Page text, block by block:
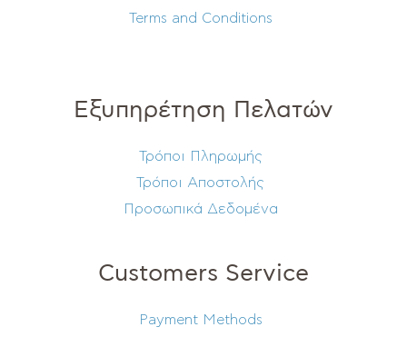
Terms and Conditions
Εξυπηρέτηση Πελατών
Τρόποι Πληρωμής
Τρόποι Αποστολής
Προσωπικά Δεδομένα
Customers Service
Payment Methods